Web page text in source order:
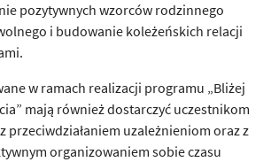
pozytywnych wzorców rodzinnego
i budowanie koleżeńskich relacji
w ramach realizacji programu „Bliżej
mają również dostarczyć uczestnikom
przeciwdziałaniem uzależnieniom oraz z
organizowaniem sobie czasu